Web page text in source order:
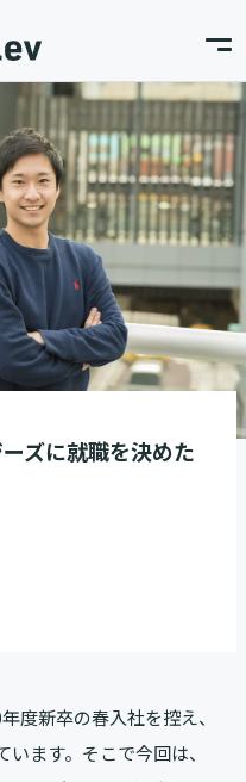
ズに就職を決めた
度新卒の春入社を控え、
ます。そこで今回は、